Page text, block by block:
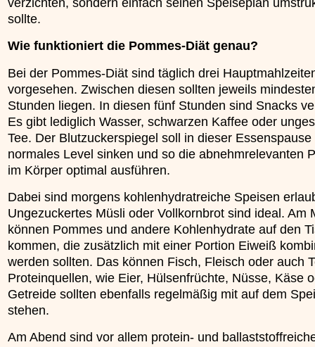
sollte.
Wie funktioniert die Pommes-Diät genau?
Bei der Pommes-Diät sind täglich drei
vorgesehen. Zwischen diesen sollten jeweils
Stunden liegen. In diesen fünf Stunden sind Snacks
Es gibt lediglich Wasser, schwarzen Kaffee oder
Tee. Der Blutzuckerspiegel soll in dieser Essenspause
normales Level sinken und so die abnehmrelevanten
im Körper optimal ausführen.
Dabei sind morgens kohlenhydratreiche Speisen
Ungezuckertes Müsli oder Vollkornbrot sind ideal. Am
können Pommes und andere Kohlenhydrate auf den
kommen, die zusätzlich mit einer Portion Eiweiß
werden sollten. Das können Fisch, Fleisch oder auch
Proteinquellen, wie Eier, Hülsenfrüchte, Nüsse, Käse
Getreide sollten ebenfalls regelmäßig mit auf dem
stehen.
Am Abend sind vor allem protein- und